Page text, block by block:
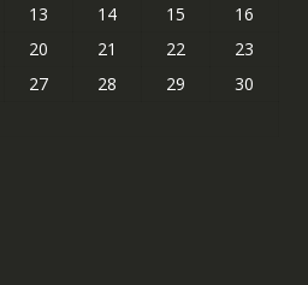
13 14 15
16
20 21 22
23
27 28 29
30